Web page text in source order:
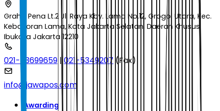
Graha Pena Lt.2 Jl. Raya Kby. Lama No.12, Grogol Utara, Kec.
Kebayoran Lama, Kota Jakarta Selatan, Daerah Khusus
Ibukota Jakarta 12210
021-53699659 |021-5349207 (Fax)
info@jawapos.com
Awarding